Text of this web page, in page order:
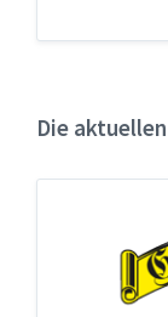
Die